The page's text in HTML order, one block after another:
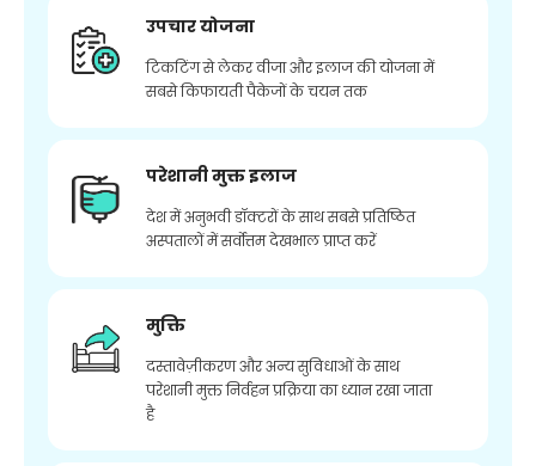
उपचार योजना
टिकटिंग से लेकर वीजा और इलाज की योजना में
सबसे किफायती पैकेजों के चयन तक
परेशानी मुक्त इलाज
देश में अनुभवी डॉक्टरों के साथ सबसे प्रतिष्ठित
अस्पतालों में सर्वोत्तम देखभाल प्राप्त करें
मुक्ति
दस्तावेज़ीकरण और अन्य सुविधाओं के साथ
परेशानी मुक्त निर्वहन प्रक्रिया का ध्यान रखा जाता
है